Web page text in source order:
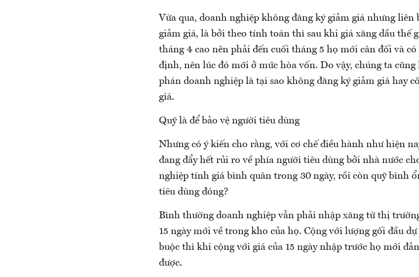
Vừa qua, doanh nghiệp không đăng ký giảm giá nhưng liên
giảm giá, là bởi theo tính toán thì sau khi giá xăng dầu thế
tháng 4 cao nên phải đến cuối tháng 5 họ mới cân đối và
định, nên lúc đó mới ở mức hòa vốn. Do vậy, chúng ta cũng
phán doanh nghiệp là tại sao không đăng ký giảm giá hay
giá.
Quỹ là để bảo vệ người tiêu dùng
Nhưng có ý kiến cho rằng, với cơ chế điều hành như hiện
đang đẩy hết rủi ro về phía người tiêu dùng bởi nhà nước
nghiệp tính giá bình quân trong 30 ngày, rồi còn quỹ bình
tiêu dùng đóng?
Bình thường doanh nghiệp vẫn phải nhập xăng từ thị
15 ngày mới về trong kho của họ. Cộng với lượng gối đầu
buộc thì khi cộng với giá của 15 ngày nhập trước họ mới
được.